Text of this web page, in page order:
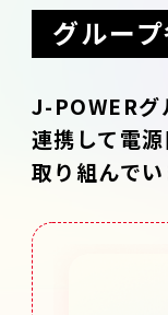
グルー
J-POWERグ
連携して電
取り組んでい